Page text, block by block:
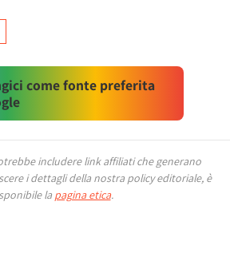
come fonte preferita
includere link affiliati che generano
i dettagli della nostra policy editoriale, è
la pagina etica.